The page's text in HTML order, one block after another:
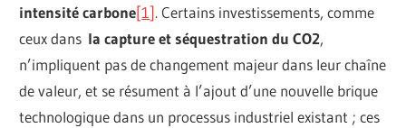
intensité carbone[1]. Certains investissements, comme
ceux dans la capture et séquestration du CO2,
n’impliquent pas de changement majeur dans leur chaîne
de valeur, et se résument à l’ajout d’une nouvelle brique
technologique dans un processus industriel existant ; ces